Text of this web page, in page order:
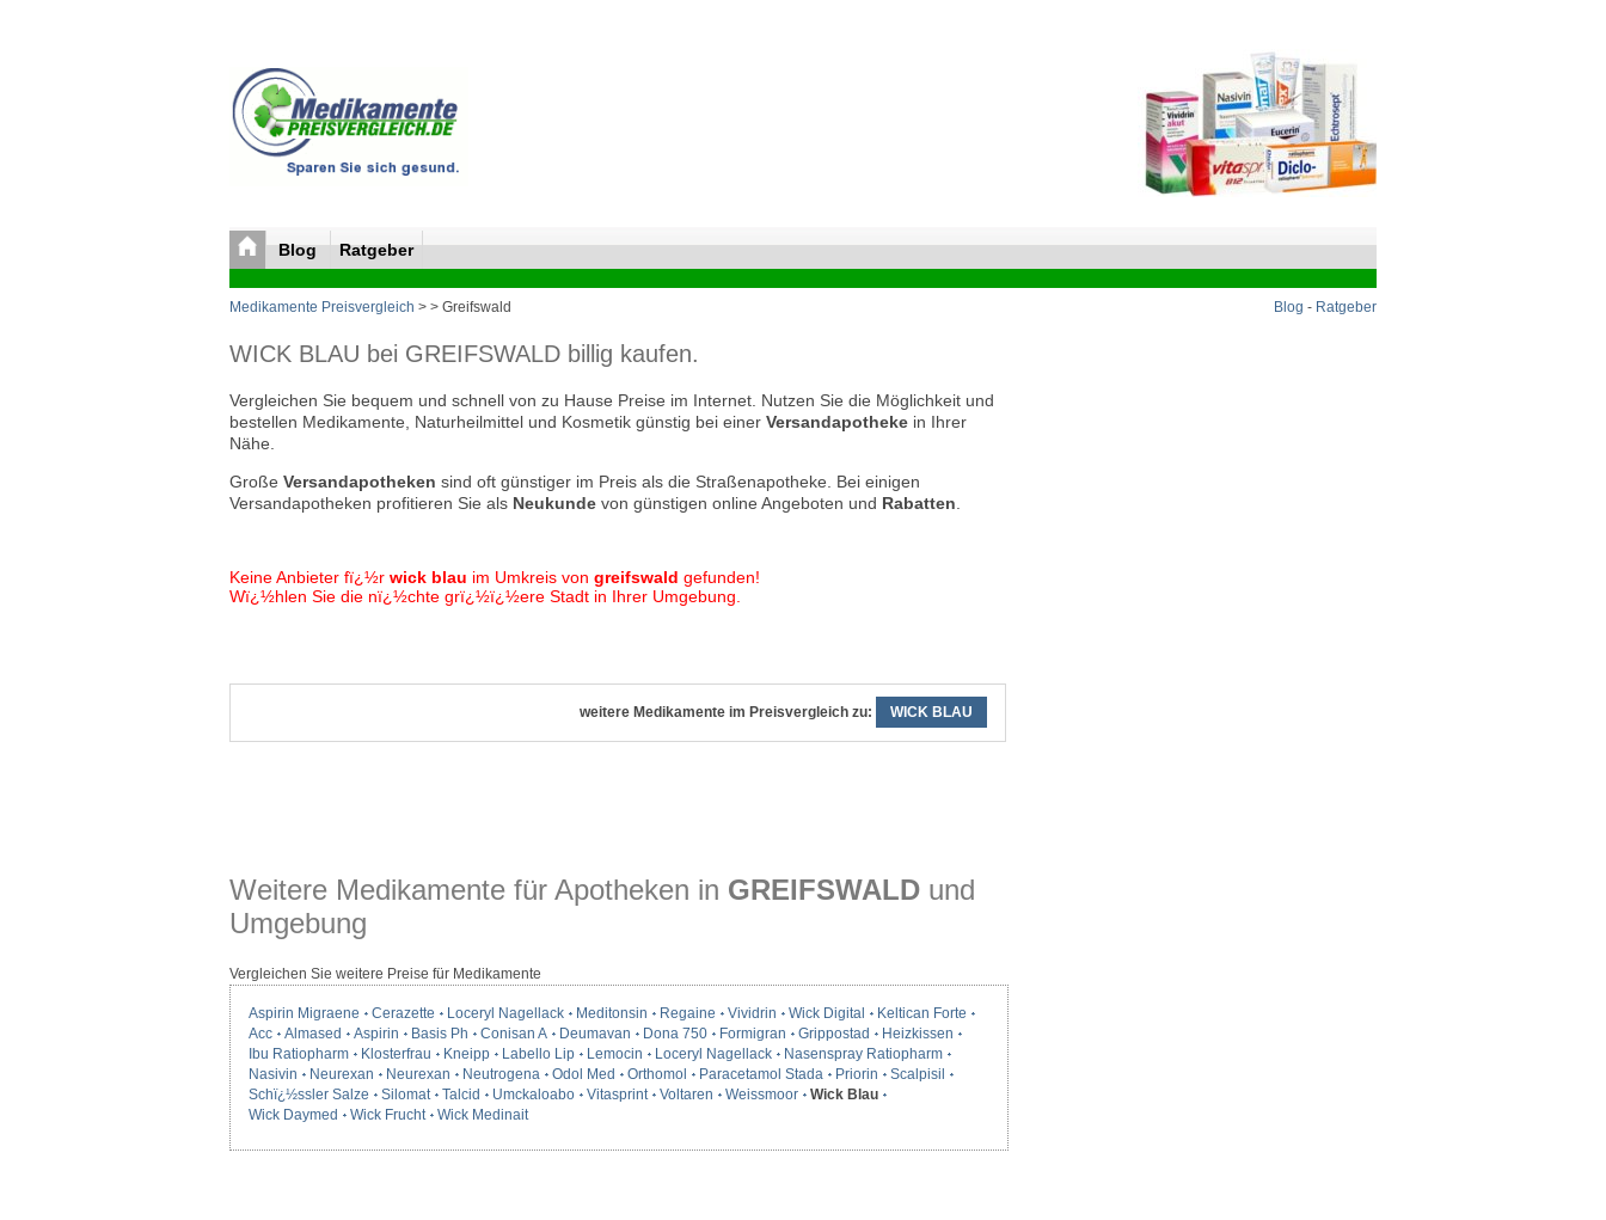
Blog Ratgeber
Medikamente Preisvergleich > > Greifswald Blog - Ratgeber
WICK BLAU bei GREIFSWALD billig kaufen.
Vergleichen Sie bequem und schnell von zu Hause Preise im Internet. Nutzen Sie die Möglichkeit und
bestellen Medikamente, Naturheilmittel und Kosmetik günstig bei einer Versandapotheke in Ihrer
Nähe.
Große Versandapotheken sind oft günstiger im Preis als die Straßenapotheke. Bei einigen
Versandapotheken profitieren Sie als Neukunde von günstigen online Angeboten und Rabatten
Keine Anbieter fï¿½r wick blau im Umkreis von greifswald gefunden!
Wï¿½hlen Sie die nï¿½chte grï¿½ï¿½ere Stadt in Ihrer Umgebung.
weitere Medikamente im Preisvergleich zu: WICK BLAU
Weitere Medikamente für Apotheken in GREIFSWALD und
Umgebung
Vergleichen Sie weitere Preise für Medikamente
Aspirin Migraene Cerazette Loceryl Nagellack Meditonsin Regaine Vividrin Wick Digital
Keltican Forte
Acc
Almased Aspirin Basis Ph Conisan A Deumavan Dona 750 Formigran Grippostad
Heizkissen
Ibu Ratiopharm
Klosterfrau Kneipp Labello Lip Lemocin Loceryl Nagellack
Nasenspray Ratiopharm
Nasivin
Neurexan Neurexan Neutrogena Odol Med Orthomol Paracetamol Stada Priorin
Scalpisil
Schï¿½ssler Salze
Silomat Talcid Umckaloabo Vitasprint Voltaren Weissmoor
Wick Blau
Wick Daymed
Wick Frucht Wick Medinait